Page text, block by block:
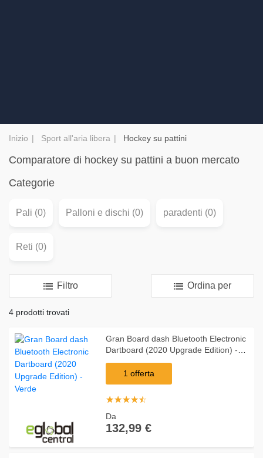
Inizio Sport all'aria libera Hockey su pattini
Comparatore di hockey su pattini a buon mercato
Categorie
Pali (0) Palloni e dischi (0) paradenti (0)
Reti (0)
Filtro Ordina per
4 prodotti trovati
Gran Board dash Bluetooth Electronic
Dartboard (2020 Upgrade Edition) -
Verde
1 offerta
☆☆☆☆☆
★★★★★
Da
132,99 €